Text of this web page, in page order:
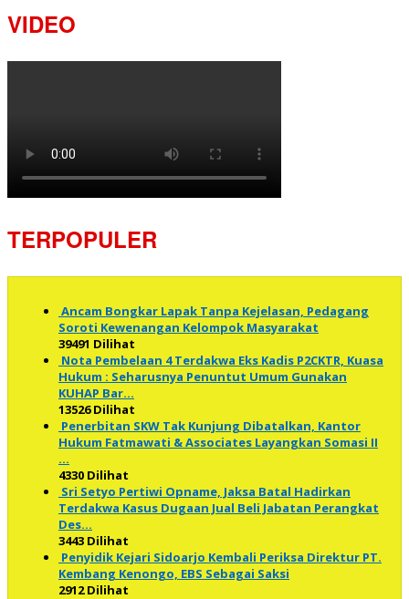
VIDEO
TERPOPULER
Ancam Bongkar Lapak Tanpa Kejelasan, Pedagang
Soroti Kewenangan Kelompok Masyarakat
39491 Dilihat
Nota Pembelaan 4 Terdakwa Eks Kadis P2CKTR, Kuasa
Hukum : Seharusnya Penuntut Umum Gunakan
KUHAP Bar…
13526 Dilihat
Penerbitan SKW Tak Kunjung Dibatalkan, Kantor
Hukum Fatmawati & Associates Layangkan Somasi II
…
4330 Dilihat
Sri Setyo Pertiwi Opname, Jaksa Batal Hadirkan
Terdakwa Kasus Dugaan Jual Beli Jabatan Perangkat
Des…
3443 Dilihat
Penyidik Kejari Sidoarjo Kembali Periksa Direktur PT.
Kembang Kenongo, EBS Sebagai Saksi
2912 Dilihat